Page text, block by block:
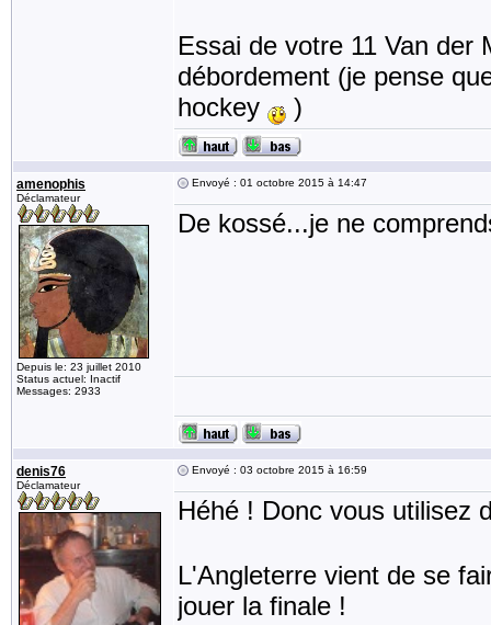
Essai de votre 11 Van der
débordement (je pense
hockey
)
amenophis
Déclamateur
Depuis le: 23 juillet 2010
Status actuel: Inactif
Messages: 2933
Envoyé : 01 octobre 2015 à 14:47
De kossé...je ne
denis76
Déclamateur
Envoyé : 03 octobre 2015 à 16:59
Héhé ! Donc vous utilisez
L'Angleterre vient de se
jouer la finale !